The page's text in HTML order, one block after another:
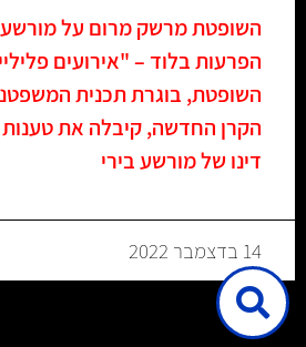
השופטת מרשק מרום על
הפרעות בלוד – "אירועים
השופטת, בוגרת תכנית
הקרן החדשה, קיבלה את טענות
דינו של מורשע בירי
14 בדצמבר 2022